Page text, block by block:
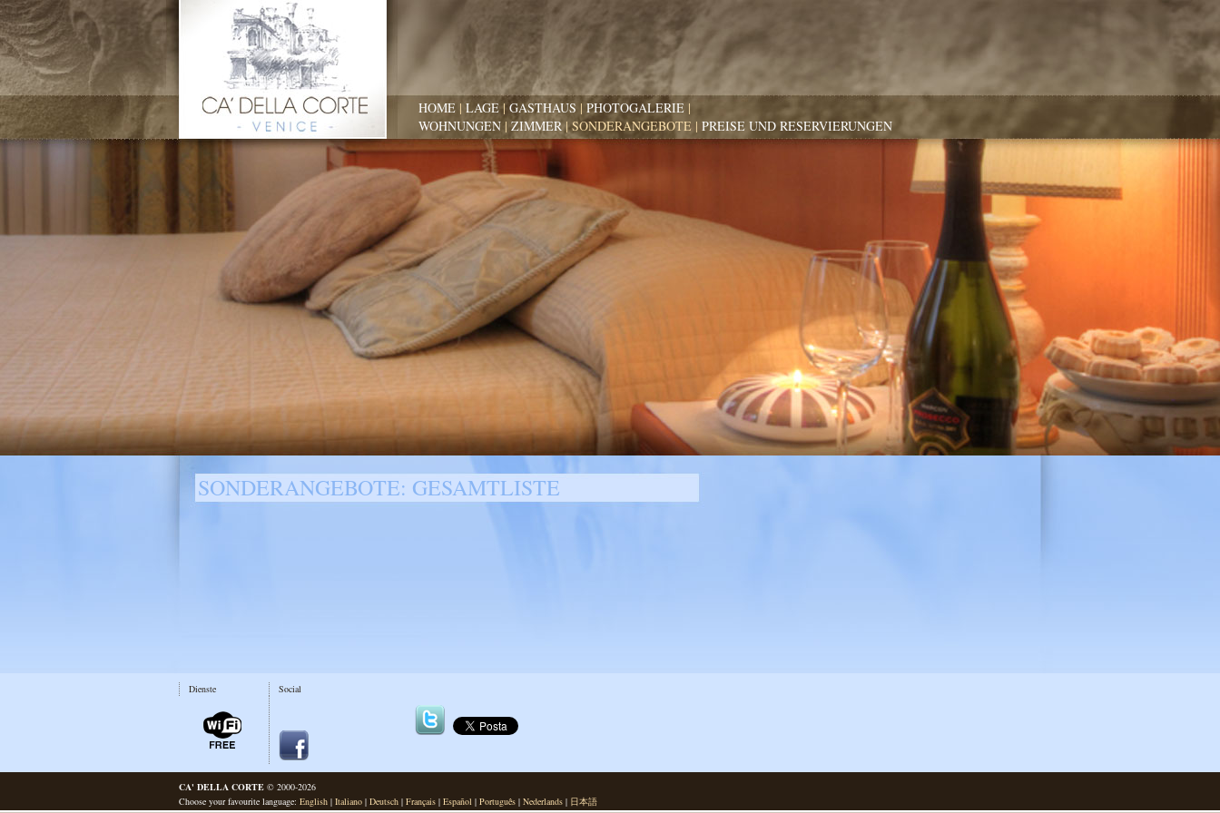
HOME | LAGE| GASTHAUS | PHOTOGALERIE |
WOHNUNGEN |ZIMMER|SONDERANGEBOTE | PREISE UND RESERVIERUNGEN
SONDERANGEBOTE: GESAMTLISTE
Dienste Social
CA' DELLA CORTE © 2000-2026
Choose your favourite language: English | Italiano | Deutsch | Français | Español | Português | Nederlands | 日本語